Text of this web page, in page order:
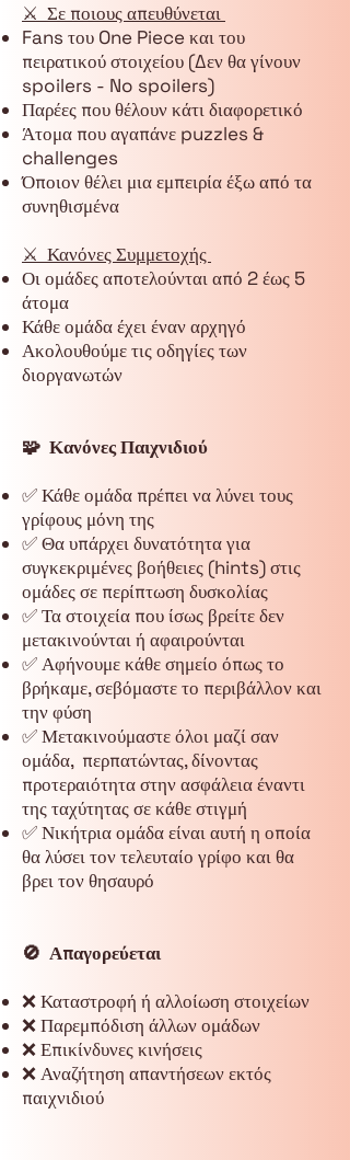
⚔️ Σε ποιους απευθύνεται
Fans του One Piece και του
πειρατικού στοιχείου (Δεν θα γίνουν
spoilers - No spoilers)
Παρέες που θέλουν κάτι διαφορετικό
Άτομα που αγαπάνε puzzles &
challenges
Όποιον θέλει μια εμπειρία έξω από τα
συνηθισμένα
⚔️ Κανόνες Συμμετοχής
Οι ομάδες αποτελούνται από 2 έως 5
άτομα
Κάθε ομάδα έχει έναν αρχηγό
Ακολουθούμε τις οδηγίες των
διοργανωτών
🧩 Κανόνες Παιχνιδιού
✅ Κάθε ομάδα πρέπει να λύνει τους
γρίφους μόνη της
✅ Θα υπάρχει δυνατότητα για
συγκεκριμένες βοήθειες (hints) στις
ομάδες σε περίπτωση δυσκολίας
✅ Τα στοιχεία που ίσως βρείτε δεν
μετακινούνται ή αφαιρούνται
✅ Αφήνουμε κάθε σημείο όπως το
βρήκαμε, σεβόμαστε το περιβάλλον και
την φύση
✅ Μετακινούμαστε όλοι μαζί σαν
ομάδα, περπατώντας, δίνοντας
προτεραιότητα στην ασφάλεια έναντι
της ταχύτητας σε κάθε στιγμή
✅ Νικήτρια ομάδα είναι αυτή η οποία
θα λύσει τον τελευταίο γρίφο και θα
βρει τον θησαυρό
🚫 Απαγορεύεται
❌ Καταστροφή ή αλλοίωση στοιχείων
❌ Παρεμπόδιση άλλων ομάδων
❌ Επικίνδυνες κινήσεις
❌ Αναζήτηση απαντήσεων εκτός
παιχνιδιού